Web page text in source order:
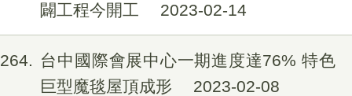
闢工程今開工
2023-02-14
台中國際會展中心一期進度達76% 特色
巨型魔毯屋頂成形
2023-02-08